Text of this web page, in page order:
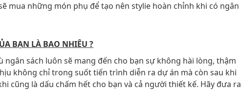
mua những món phụ để tạo nên stylie hoàn chỉnh khi có ngân
BẠN LÀ BAO NHIÊU ?
ngân sách luôn sẽ mang đến cho bạn sự không hài lòng, thậm
không chỉ trong suốt tiến trình diễn ra dự án mà còn sau khi
cũng là dấu chấm hết cho bạn và cả người thiết kế. Hãy đưa ra